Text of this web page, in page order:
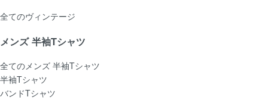
全てのヴィンテージ
メンズ 半袖Tシャツ
全てのメンズ 半袖Tシャツ
半袖Tシャツ
バンドTシャツ